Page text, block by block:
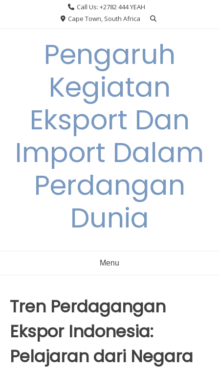
Call Us: +2782 444 YEAH
Cape Town, South Africa
Pengaruh
Kegiatan
Eksport Dan
Import Dalam
Perdangan
Dunia
Menu
Tren Perdagangan
Ekspor Indonesia:
Pelajaran dari Negara